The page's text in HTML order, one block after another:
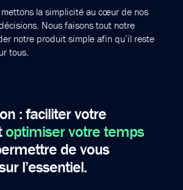
mettons la simplicité au cœur de nos
Nous faisons tout notre
notre produit simple afin qu’il reste
tous.
: faciliter votre
optimiser votre temps
de vous
l’essentiel.